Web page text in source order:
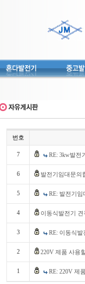
번호
7 RE: 3kw발전
6 발전기임대문의
5 RE: 발전기
4 이동식발전기 견
3 RE: 이동식발
2 220V 제품 사용
1 RE: 220V 제